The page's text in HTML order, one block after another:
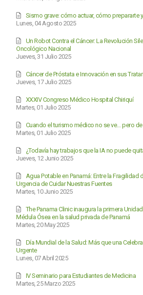
Lunes, 04 Agosto 2025
Sismo grave: cómo actuar, cómo prepararte
Jueves, 31 Julio 2025
Un Robot Contra el Cáncer: La Revolución
Oncológico Nacional
Jueves, 17 Julio 2025
Cáncer de Próstata e Innovación en sus
Martes, 01 Julio 2025
XXXIV Congreso Médico Hospital Chiriquí
Martes, 01 Julio 2025
Cuando el turismo médico no se ve… pero
Jueves, 12 Junio 2025
¿Todavía hay trabajos que la IA no puede
Martes, 10 Junio 2025
Agua Potable en Panamá: Entre la Fragilidad
Urgencia de Cuidar Nuestras Fuentes
Martes, 20 May 2025
The Panama Clinic inaugura la primera
Médula Ósea en la salud privada de Panamá
Lunes, 07 Abril 2025
Día Mundial de la Salud: Más que una
Urgente
Martes, 25 Marzo 2025
IV Seminario para Estudiantes de Medicina